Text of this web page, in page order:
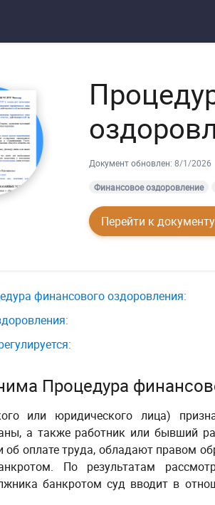
Документ обновлен: 8/1/2026
Финансовое оздоровление
Перейти к документу
финансового оздоровления:
Процедура
или юридического лица)
а также работник или бывший
оплате труда, обладают правом
По результатам
банкротомсуд вводит в